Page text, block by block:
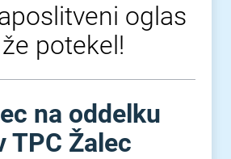
oglas
potekel!
na oddelku
TPC Žalec